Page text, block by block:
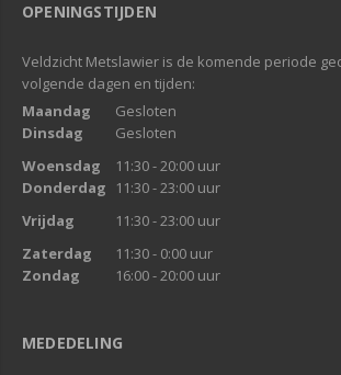
OPENINGSTIJDEN
Veldzicht Metslawier is de komende periode
volgende dagen en tijden:
Maandag
Gesloten
Dinsdag
Gesloten
Woensdag
11:30 - 20:00 uur
Donderdag
11:30 - 23:00 uur
Vrijdag
11:30 - 23:00 uur
Zaterdag
11:30 - 0:00 uur
Zondag
16:00 - 20:00 uur
MEDEDELING